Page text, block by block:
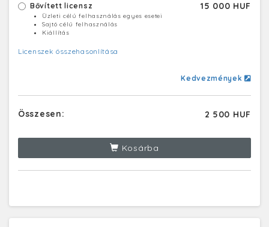
Bővített licensz 15 000 HUF
Üzleti célú felhasználás egyes esetei
Sajtó célú felhasználás
Kiállítás
Licenszek összehasonlítása
Kedvezmények
Összesen: 2 500 HUF
Kosárba